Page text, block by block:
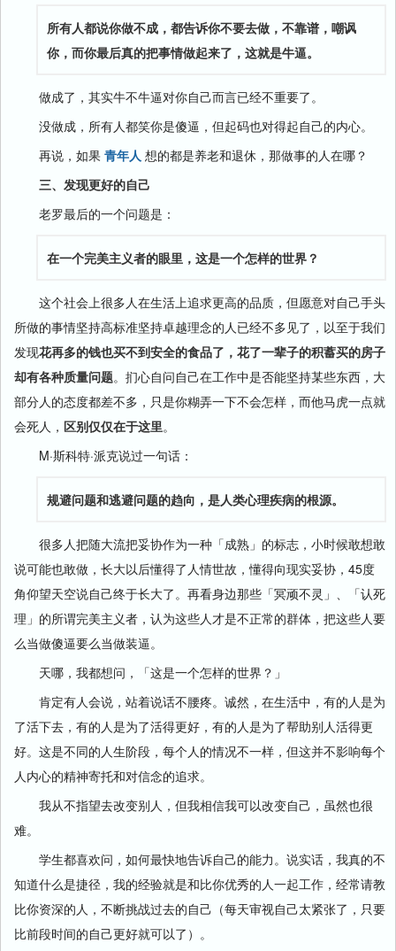
所有人都说你做不成，都告诉你不要去做，不靠谱，嘲讽
你，而你最后真的把事情做起来了，这就是牛逼。
做成了，其实牛不牛逼对你自己而言已经不重要了。
没做成，所有人都笑你是傻逼，但起码也对得起自己的内心。
再说，如果 青年人 想的都是养老和退休，那做事的人在哪？
三、发现更好的自己
老罗最后的一个问题是：
在一个完美主义者的眼里，这是一个怎样的世界？
这个社会上很多人在生活上追求更高的品质，但愿意对自己手头
所做的事情坚持高标准坚持卓越理念的人已经不多见了，以至于我们
发现花再多的钱也买不到安全的食品了，花了一辈子的积蓄买的房子
却有各种质量问题。扪心自问自己在工作中是否能坚持某些东西，大
部分人的态度都差不多，只是你糊弄一下不会怎样，而他马虎一点就
会死人， 区别仅仅在于这里。
M·斯科特·派克说过一句话：
规避问题和逃避问题的趋向，是人类心理疾病的根源。
很多人把随大流把妥协作为一种「成熟」的标志，小时候敢想敢
说可能也敢做，长大以后懂得了人情世故，懂得向现实妥协，45度
角仰望天空说自己终于长大了。再看身边那些「冥顽不灵」、「认死
理」的所谓完美主义者，认为这些人才是不正常的群体，把这些人要
么当做傻逼要么当做装逼。
天哪，我都想问，「这是一个怎样的世界？」
肯定有人会说，站着说话不腰疼。诚然，在生活中，有的人是为
了活下去，有的人是为了活得更好，有的人是为了帮助别人活得更
好。这是不同的人生阶段，每个人的情况不一样，但这并不影响每个
人内心的精神寄托和对信念的追求。
我从不指望去改变别人，但我相信我可以改变自己，虽然也很
难。
学生都喜欢问，如何最快地告诉自己的能力。说实话，我真的不
知道什么是捷径，我的经验就是和比你优秀的人一起工作，经常请教
比你资深的人，不断挑战过去的自己（每天审视自己太紧张了，只要
比前段时间的自己更好就可以了）。